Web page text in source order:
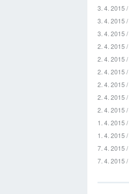
3. 4. 2015 /
3. 4. 2015 /
3. 4. 2015 /
2. 4. 2015 /
2. 4. 2015 /
2. 4. 2015 /
2. 4. 2015 /
2. 4. 2015 /
2. 4. 2015 /
1. 4. 2015 /
1. 4. 2015 /
7. 4. 2015 /
7. 4. 2015 /